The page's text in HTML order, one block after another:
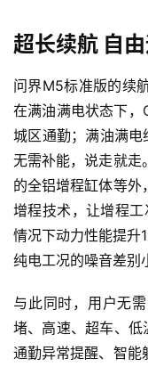
首
页
智
车
时
代
新
能
超长续航 自
问界M5标准版的续
在满油满电状态下
城区通勤；满油满
无需补能，说走就走
的全铝增程缸体等外
增程技术，让增程
情况下动力性能提升
纯电工况的噪音差别
与此同时，用户无
堵、高速、超车、低
通勤异常提醒、智能